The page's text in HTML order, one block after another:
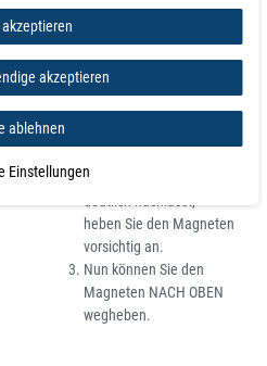
So trennen Sie die
Magnete richtig
Schieben Sie den
obersten Magneten
Sobald die Magnetkraft
deutlich nachlässt,
heben Sie den Magneten
vorsichtig an.
Nun können Sie den
Magneten NACH OBEN
wegheben.
akzeptieren
ablehnen
Einstellungen